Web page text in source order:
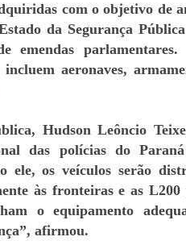
com o objetivo de
da Segurança
emendas
aeronaves,
Hudson Leôncio
das polícias do
ele, os veículos serão
às fronteiras e as
o equipamento
afirmou.